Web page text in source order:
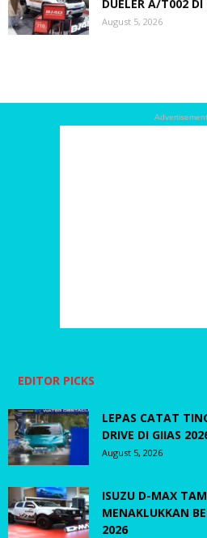
DUELER A/T002 DI
August 5, 2026
Advertisement
EDITOR PICKS
LEPAS CATAT
DRIVE DI GIIAS
August 5, 2026
ISUZU D-MAX
MENAKLUKKAN
2026